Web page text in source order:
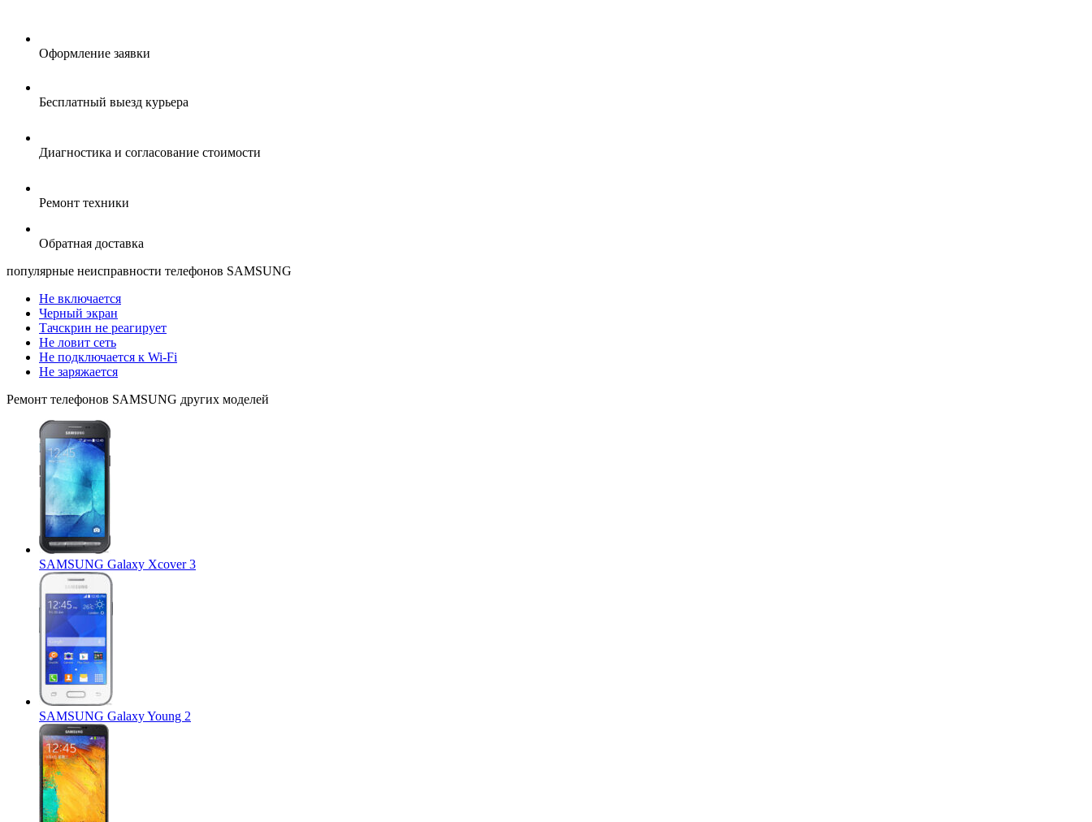
Оформление заявки
Бесплатный выезд курьера
Диагностика и согласование стоимости
Ремонт техники
Обратная доставка
популярные неисправности телефонов SAMSUNG
Не включается
Черный экран
Тачскрин не реагирует
Не ловит сеть
Не подключается к Wi-Fi
Не заряжается
Ремонт телефонов SAMSUNG других моделей
SAMSUNG Galaxy Xcover 3
SAMSUNG Galaxy Young 2